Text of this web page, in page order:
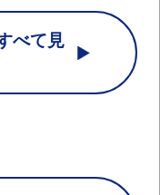
べて見